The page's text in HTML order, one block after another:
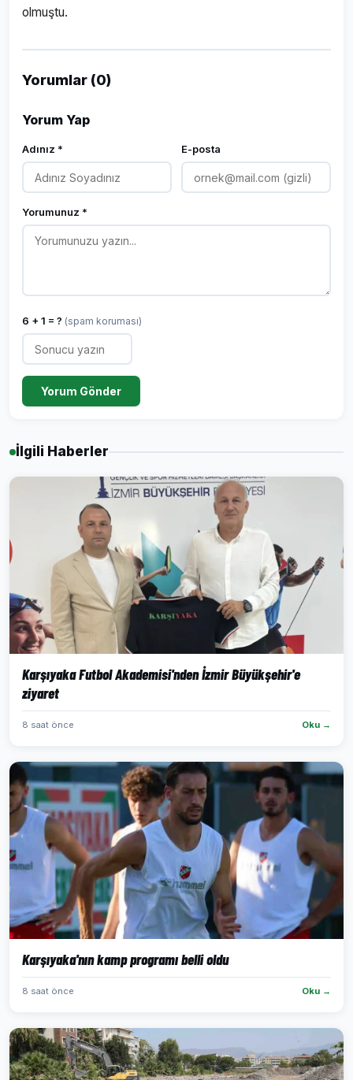
olmuştu.
Yorumlar (0)
Yorum Yap
Adınız * E-posta
Yorumunuz *
6 + 1 = ? (spam koruması)
Yorum Gönder
İlgili Haberler
Karşıyaka Futbol Akademisi'nden İzmir Büyükşehir'e
ziyaret
8 saat önce Oku →
Karşıyaka'nın kamp programı belli oldu
8 saat önce Oku →